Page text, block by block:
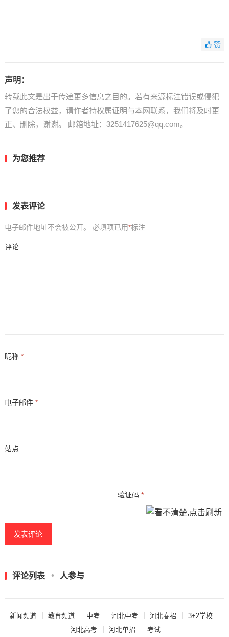
赞
声明：
转载此文是出于传递更多信息之目的。若有来源标注错误或侵犯
了您的合法权益，请作者持权属证明与本网联系，我们将及时更
正、删除，谢谢。 邮箱地址：3251417625@qq.com。
为您推荐
发表评论
电子邮件地址不会被公开。 必填项已用*标注
评论
昵称 *
电子邮件 *
站点
验证码*
评论列表 人参与
新闻频道 教育频道 中考 河北中考 河北春招
3+2学校
河北高考
河北单招 考试